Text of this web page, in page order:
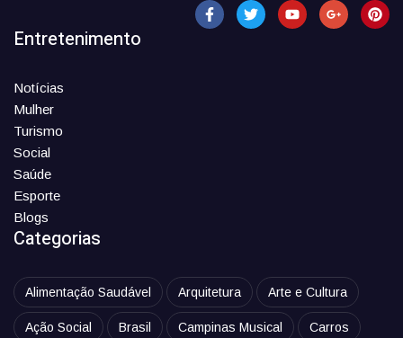
Entretenimento
Notícias
Mulher
Turismo
Social
Saúde
Esporte
Blogs
Categorias
Alimentação Saudável Arquitetura Arte e Cultura
Ação Social Brasil Campinas Musical Carros